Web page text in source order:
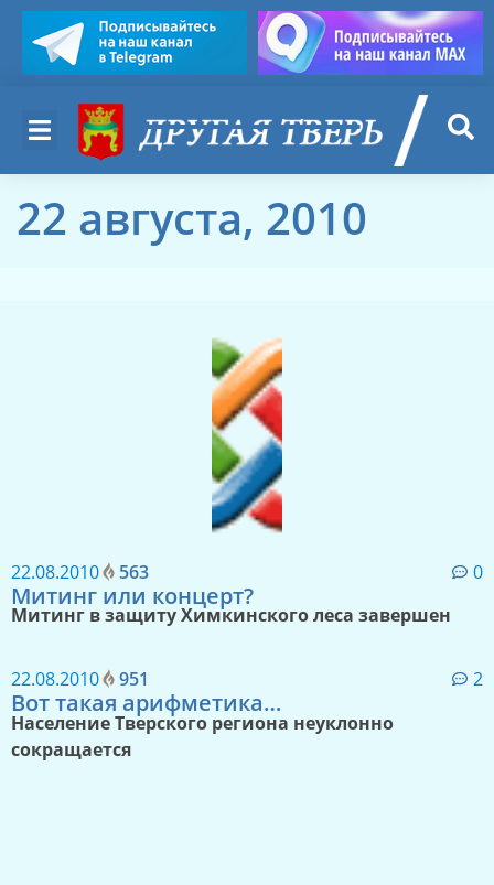
22 августа, 2010
22.08.2010 563 0
Митинг или концерт?
Митинг в защиту Химкинского леса завершен
22.08.2010 951 2
Вот такая арифметика…
Население Тверского региона неуклонно
сокращается